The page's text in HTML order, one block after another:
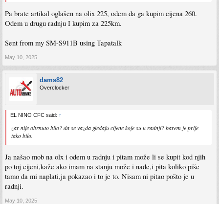
Pa brate artikal oglašen na olix 225, odem da ga kupim cijena 260.
Odem u drugu radnju I kupim za 225km.
Sent from my SM-S911B using Tapatalk
May 10, 2025
dams82
Overclocker
EL NINO CFC said: ↑
zar nije obrnuto bilo? da se vazda gledaju cijene koje su u radnji? barem je prije
tako bilo.
Ja našao mob na olx i odem u radnju i pitam može li se kupit kod njih
po toj cijeni,kaže ako imam na stanju može i nađe,i pita koliko piše
tamo da mi naplati,ja pokazao i to je to. Nisam ni pitao pošto je u
radnji.
May 10, 2025